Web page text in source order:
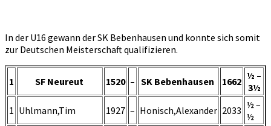
In der U16 gewann der SK Bebenhausen und konnte sich somit
zur Deutschen Meisterschaft qualifizieren.
1 SF Neureut 1520 – SK Bebenhausen 1662 ½ –
3½
1 Uhlmann,Tim 1927 – Honisch,Alexander 2033 ½ –
½